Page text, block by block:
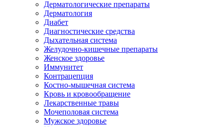
Дерматологические препараты
Дерматология
Диабет
Диагностические средства
Дыхательная система
Желудочно-кишечные препараты
Женское здоровье
Иммунитет
Контрацепция
Костно-мышечная система
Кровь и кровообращение
Лекарственные травы
Мочеполовая система
Мужское здоровье